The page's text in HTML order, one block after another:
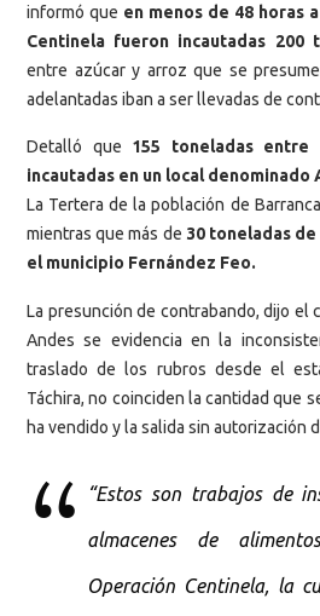
informó que en menos de 48 horas
Centinela fueron incautadas 200
entre azúcar y arroz que se
adelantadas iban a ser llevadas de
Detalló que 155 toneladas
incautadas en un local denominado
La Tertera de la población de
mientras que más de 30 toneladas
el municipio Fernández Feo.
La presunción de contrabando, dijo el
Andes se evidencia en la
traslado de los rubros desde el
Táchira, no coinciden la cantidad que
ha vendido y la salida sin autorización
“Estos son trabajos de
almacenes de
Operación Centinela, la